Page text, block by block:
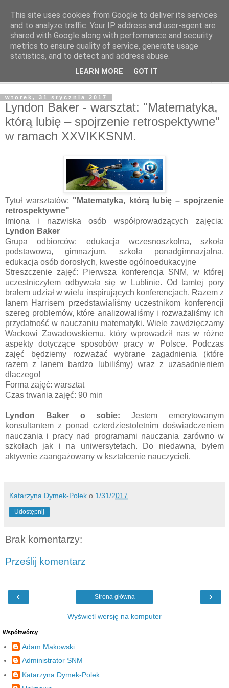
wtorek, 31 stycznia 2017
Lyndon Baker - warsztat: "Matematyka,
którą lubię – spojrzenie retrospektywne"
w ramach XXVIKKSNM.
Tytuł warsztatów: "Matematyka, którą lubię – spojrzenie
retrospektywne"
Imiona i nazwiska osób współprowadzących zajęcia:
Lyndon Baker
Grupa odbiorców: edukacja wczesnoszkolna, szkoła
podstawowa, gimnazjum, szkoła ponadgimnazjalna,
edukacja osób dorosłych, kwestie ogólnoedukacyjne
Streszczenie zajęć: Pierwsza konferencja SNM, w której
uczestniczyłem odbywała się w Lublinie. Od tamtej pory
brałem udział w wielu inspirujących konferencjach. Razem z
Ianem Harrisem przedstawialiśmy uczestnikom konferencji
szereg problemów, które analizowaliśmy i rozważaliśmy ich
przydatność w nauczaniu matematyki. Wiele zawdzięczamy
Wackowi Zawadowskiemu, który wprowadził nas w różne
aspekty dotyczące sposobów pracy w Polsce. Podczas
zajęć będziemy rozważać wybrane zagadnienia (które
razem z Ianem bardzo lubiliśmy) wraz z uzasadnieniem
dlaczego!
Forma zajęć: warsztat
Czas trwania zajęć: 90 min
Lyndon Baker o sobie:Jestem emerytowanym
konsultantem z ponad czterdziestoletnim doświadczeniem
nauczania i pracy nad programami nauczania zarówno w
szkołach jak i na uniwersytetach. Do niedawna, byłem
aktywnie zaangażowany w kształcenie nauczycieli.
Katarzyna Dymek-Polek o 1/31/2017
Udostępnij
Brak komentarzy:
Prześlij komentarz
‹ ›
Strona główna
Wyświetl wersję na komputer
Współtwórcy
Adam Makowski
Administrator SNM
Katarzyna Dymek-Polek
This site uses cookies from Google to deliver its services
and to analyze traffic. Your IP address and user-agent are
shared with Google along with performance and security
metrics to ensure quality of service, generate usage
statistics, and to detect and address abuse.
LEARN MORE GOT IT